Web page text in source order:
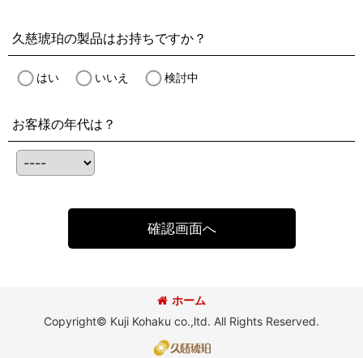
久慈琥珀の製品はお持ちですか？
はい いいえ 検討中
お客様の年代は？
確認画面へ
ホーム
Copyright© Kuji Kohaku co.,ltd. All Rights Reserved.